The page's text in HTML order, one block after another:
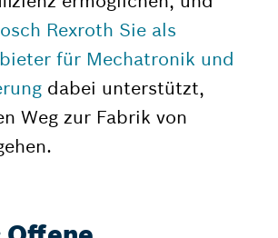
Rexroth Sie als
für Mechatronik und
dabei unterstützt,
Weg zur Fabrik von